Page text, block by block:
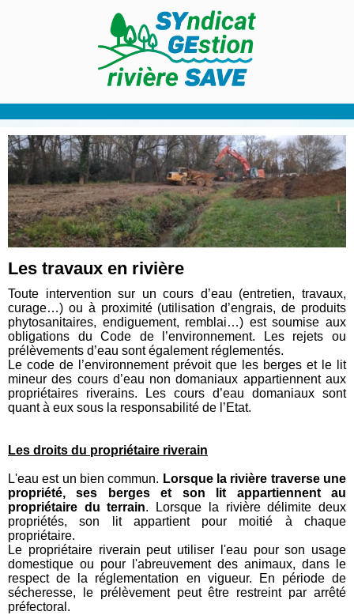
Les travaux en rivière
Toute intervention sur un cours d’eau (entretien, travaux,
curage…) ou à proximité (utilisation d’engrais, de produits
phytosanitaires, endiguement, remblai…) est soumise aux
obligations du Code de l’environnement. Les rejets ou
prélèvements d’eau sont également réglementés.
Le code de l’environnement prévoit que les berges et le lit
mineur des cours d’eau non domaniaux appartiennent aux
propriétaires riverains. Les cours d’eau domaniaux sont
quant à eux sous la responsabilité de l’Etat.
Les droits du propriétaire riverain
L'eau est un bien commun. Lorsque la rivière traverse une
propriété, ses berges et son lit appartiennent au
propriétaire du terrain. Lorsque la rivière délimite deux
propriétés, son lit appartient pour moitié à chaque
propriétaire.
Le propriétaire riverain peut utiliser l'eau pour son usage
domestique ou pour l'abreuvement des animaux, dans le
respect de la réglementation en vigueur. En période de
sécheresse, le prélèvement peut être restreint par arrêté
préfectoral.